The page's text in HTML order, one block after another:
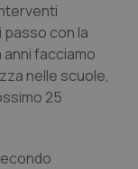
con la
facciamo
nelle scuole,
25